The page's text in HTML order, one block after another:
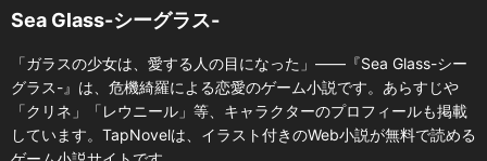
Sea Glass-シーグラス-
「ガラスの少女は、愛する人の目になった」――『Sea Glass-シー
グラス-』は、危機綺羅による恋愛のゲーム小説です。あらすじや
「クリネ」「レウニール」等、キャラクターのプロフィールも掲載
しています。TapNovelは、イラスト付きのWeb小説が無料で読める